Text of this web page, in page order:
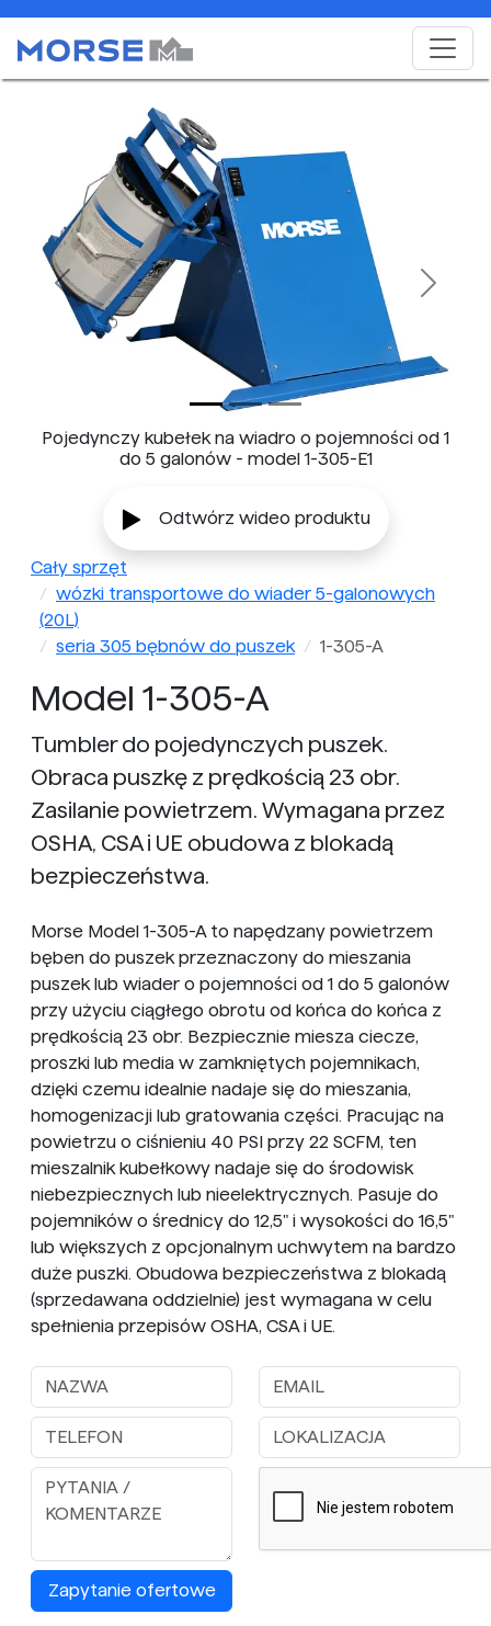
Pojedynczy kubełek na wiadro o pojemności od 1
do 5 galonów - model 1-305-E1
Previous Next
Odtwórz wideo produktu
Cały sprzęt
wózki transportowe do wiader 5-galonowych
(20L)
seria 305 bębnów do puszek
1-305-A
Model 1-305-A
Tumbler do pojedynczych puszek.
Obraca puszkę z prędkością 23 obr.
Zasilanie powietrzem. Wymagana przez
OSHA, CSA i UE obudowa z blokadą
bezpieczeństwa.
Morse Model 1-305-A to napędzany powietrzem
bęben do puszek przeznaczony do mieszania
puszek lub wiader o pojemności od 1 do 5 galonów
przy użyciu ciągłego obrotu od końca do końca z
prędkością 23 obr. Bezpiecznie miesza ciecze,
proszki lub media w zamkniętych pojemnikach,
dzięki czemu idealnie nadaje się do mieszania,
homogenizacji lub gratowania części. Pracując na
powietrzu o ciśnieniu 40 PSI przy 22 SCFM, ten
mieszalnik kubełkowy nadaje się do środowisk
niebezpiecznych lub nieelektrycznych. Pasuje do
pojemników o średnicy do 12,5" i wysokości do 16,5"
lub większych z opcjonalnym uchwytem na bardzo
duże puszki. Obudowa bezpieczeństwa z blokadą
(sprzedawana oddzielnie) jest wymagana w celu
spełnienia przepisów OSHA, CSA i UE.
Zapytanie ofertowe